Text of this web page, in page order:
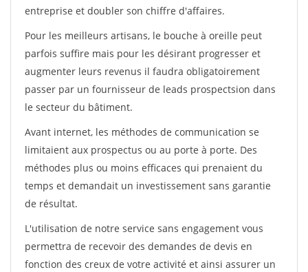
entreprise et doubler son chiffre d'affaires.
Pour les meilleurs artisans, le bouche à oreille peut
parfois suffire mais pour les désirant progresser et
augmenter leurs revenus il faudra obligatoirement
passer par un fournisseur de leads prospectsion dans
le secteur du bâtiment.
Avant internet, les méthodes de communication se
limitaient aux prospectus ou au porte à porte. Des
méthodes plus ou moins efficaces qui prenaient du
temps et demandait un investissement sans garantie
de résultat.
L'utilisation de notre service sans engagement vous
permettra de recevoir des demandes de devis en
fonction des creux de votre activité et ainsi assurer un